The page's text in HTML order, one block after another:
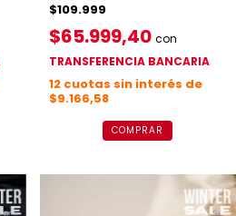
$109.999
$65.999,40 con
TRANSFERENCIA BANCARIA
12 cuotas sin interés de
$9.166,58
COMPRAR